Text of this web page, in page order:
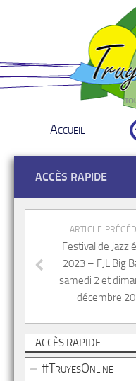
Accueil
ACCÈS RAPIDE
ARTICLE
Festival de Jazz
2023 – FJL Big
samedi 2 et
décembre
ACCÈS RAPIDE
#TruyesOnline